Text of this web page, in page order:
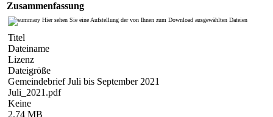
Zusammenfassung
Hier sehen Sie eine Aufstellung der von Ihnen zum Download ausgewählten Dateien
Titel
Dateiname
Lizenz
Dateigröße
Gemeindebrief Juli bis September 2021
Juli_2021.pdf
Keine
2.74 MB